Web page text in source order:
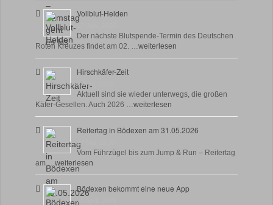
Vollblut-Helden
Der nächste Blutspende-Termin des Deutschen
Roten Kreuzes findet am 02. …weiterlesen
Hirschkäfer-Zeit
9 Juni, 2026
Aktuell sind sie wieder unterwegs, die großen
Käfer-Gesellen. Auch 2026 …weiterlesen
Reitertag in Bödexen am 31.05.2026
27 Mai, 2026
Vom Führzügel bis zum Jump & Run – Reitertag
am …weiterlesen
Bödexen bekommt eine neue App
28 April, 2026